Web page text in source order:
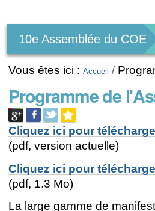
personnels
10e Assemblée du COE
Vous êtes ici : Accueil /
Programme de
Cliquez ici pour
(pdf, version actuelle)
Cliquez ici pour
(pdf, 1.3 Mo)
La large gamme de